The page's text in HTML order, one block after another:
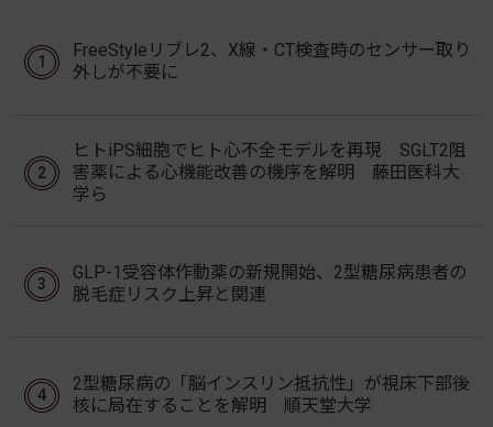
FreeStyleリブレ2、X線・CT検査時のセンサー取り
外しが不要に
ヒトiPS細胞でヒト心不全モデルを再現 SGLT2阻
害薬による心機能改善の機序を解明 藤田医科大
学ら
GLP-1受容体作動薬の新規開始、2型糖尿病患者の
脱毛症リスク上昇と関連
2型糖尿病の「脳インスリン抵抗性」が視床下部後
核に局在することを解明 順天堂大学